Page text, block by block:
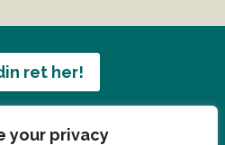
your privacy
ret her!
ret du vil dele?